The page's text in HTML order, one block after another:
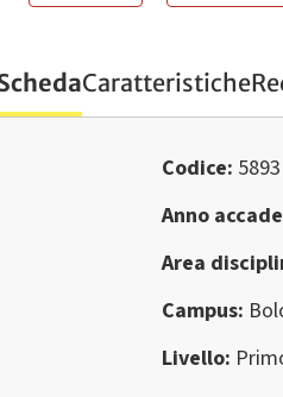
Caratteristiche
Codice 5893
Anno
Area
Campus
Livello